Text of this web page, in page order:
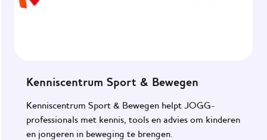
Kenniscentrum Sport & Bewegen
Kenniscentrum Sport & Bewegen helpt JOGG-
professionals met kennis, tools en advies om kinderen
en jongeren in beweging te brengen.